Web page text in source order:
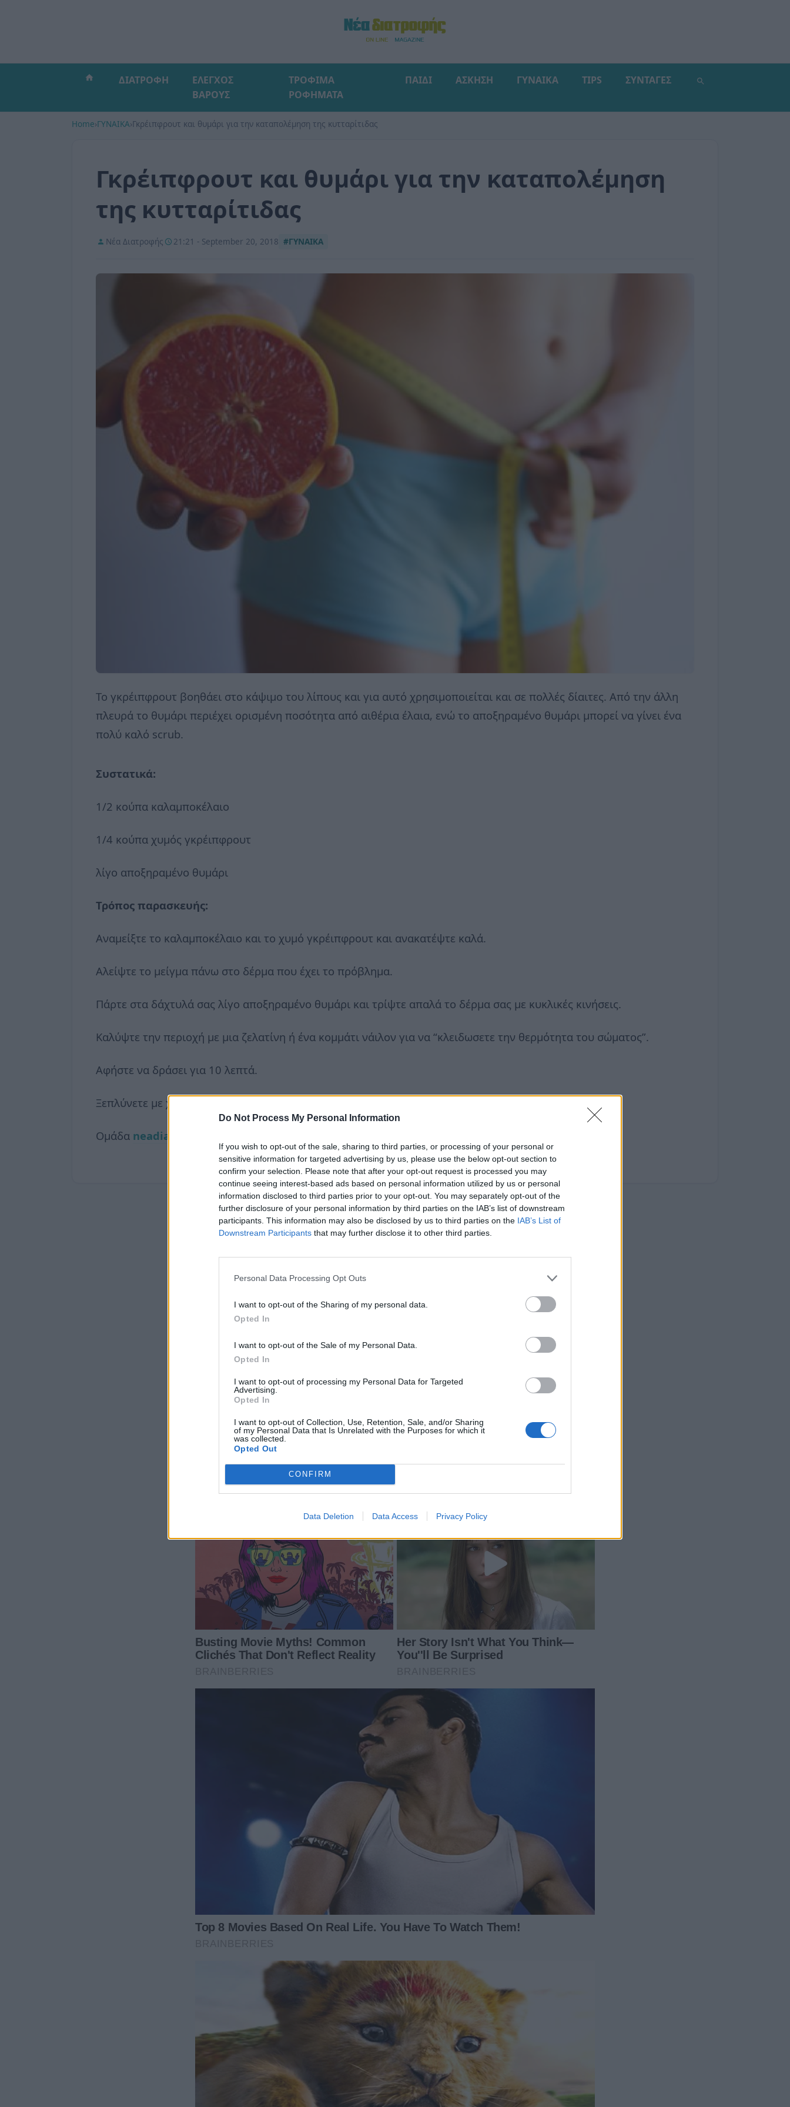
Do Not Process My Personal Information
If you wish to opt-out of the sale, sharing to third parties, or processing of your personal or
sensitive information for targeted advertising by us, please use the below opt-out section to
confirm your selection. Please note that after your opt-out request is processed you may
continue seeing interest-based ads based on personal information utilized by us or personal
information disclosed to third parties prior to your opt-out. You may separately opt-out of the
further disclosure of your personal information by third parties on the IAB’s list of downstream
participants. This information may also be disclosed by us to third parties on the IAB’s List of
Downstream Participants that may further disclose it to other third parties.
Personal Data Processing Opt Outs
I want to opt-out of the Sharing of my personal data.
Opted In
I want to opt-out of the Sale of my Personal Data.
Opted In
I want to opt-out of processing my Personal Data for Targeted
Advertising.
Opted In
I want to opt-out of Collection, Use, Retention, Sale, and/or Sharing
of my Personal Data that Is Unrelated with the Purposes for which it
was collected.
Opted Out
CONFIRM
Data Deletion Data Access Privacy Policy
ΔΙΑΤΡΟΦΗ
ΕΛΕΓΧΟΣ
ΒΑΡΟΥΣ
ΤΡΟΦΙΜΑ
ΡΟΦΗΜΑΤΑ
ΠΑΙΔΙ ΑΣΚΗΣΗ ΓΥΝΑΙΚΑ TIPS ΣΥΝΤΑΓΕΣ
Home›ΓΥΝΑΙΚΑ›Γκρέιπφρουτ και θυμάρι για την καταπολέμηση της κυτταρίτιδας
Γκρέιπφρουτ και θυμάρι για την καταπολέμηση
της κυτταρίτιδας
Νέα Διατροφής 21:21 - September 20, 2018 #ΓΥΝΑΙΚΑ
Το γκρέιπφρουτ βοηθάει στο κάψιμο του λίπους και για αυτό χρησιμοποιείται και σε πολλές δίαιτες. Από την άλλη
πλευρά το θυμάρι περιέχει ορισμένη ποσότητα από αιθέρια έλαια, ενώ το αποξηραμένο θυμάρι μπορεί να γίνει ένα
πολύ καλό scrub.
Συστατικά:
1/2 κούπα καλαμποκέλαιο
1/4 κούπα χυμός γκρέιπφρουτ
λίγο αποξηραμένο θυμάρι
Τρόπος παρασκευής:
Αναμείξτε το καλαμποκέλαιο και το χυμό γκρέιπφρουτ και ανακατέψτε καλά.
Αλείψτε το μείγμα πάνω στο δέρμα που έχει το πρόβλημα.
Πάρτε στα δάχτυλά σας λίγο αποξηραμένο θυμάρι και τρίψτε απαλά το δέρμα σας με κυκλικές κινήσεις.
Καλύψτε την περιοχή με μια ζελατίνη ή ένα κομμάτι νάιλον για να “κλειδωσετε την θερμότητα του σώματος”.
Αφήστε να δράσει για 10 λεπτά.
Ξεπλύνετε με χλιαρό νερό.
Ομάδα neadiatrofis.gr